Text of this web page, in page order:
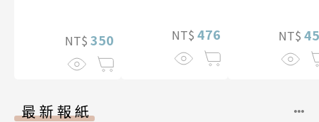
NT$ 350
NT$ 476 NT$
最新報紙